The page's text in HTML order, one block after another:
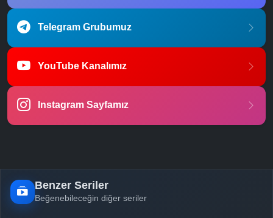
Telegram Grubumuz
YouTube Kanalımız
Instagram Sayfamız
Benzer Seriler
Beğenebileceğin diğer seriler